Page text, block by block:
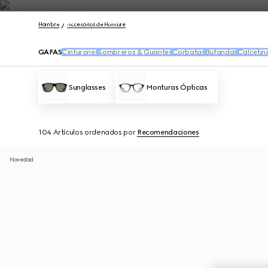
Póngase en contacto con nosotros
Hombre Accesorios de Hombre
GAFAS Cinturones Sombreros & Guantes Corbatas Bufandas
Sunglasses Monturas Ópticas
104 Artículos ordenados por Recomendaciones
Novedad